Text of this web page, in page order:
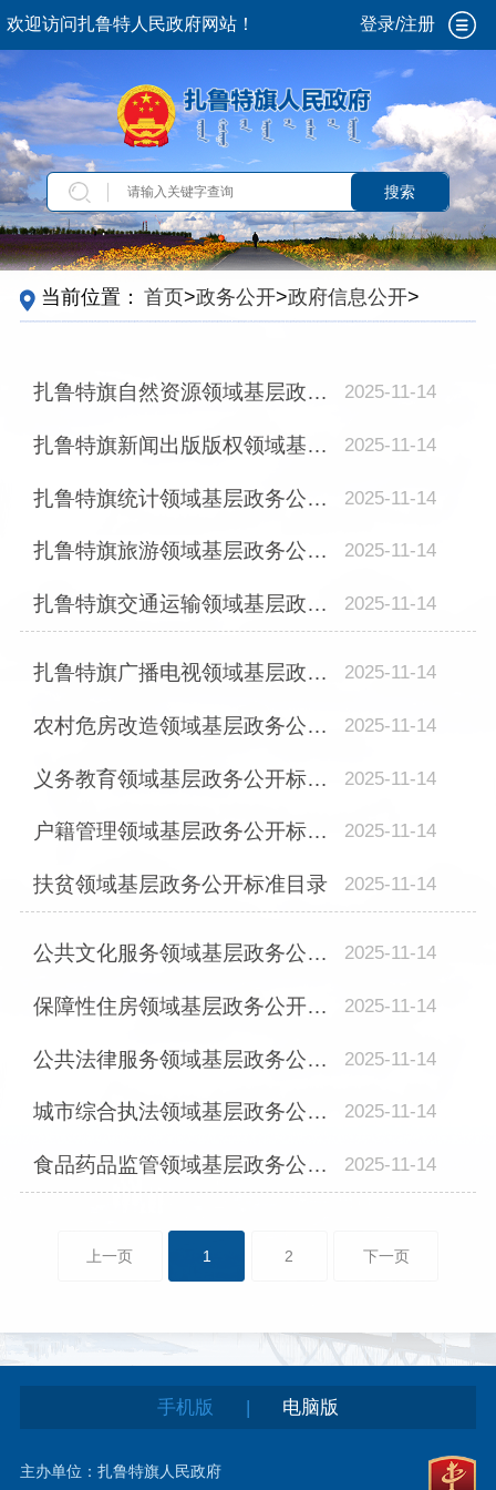
欢迎访问扎鲁特人民政府网站！ 登录/注册
搜索
当前位置： 首页>政务公开>政府信息公开>
层政务公开标准化规范化>试点领域基层政务
扎鲁特旗自然资源领域基层政务公开标准目录 2025-11-14
扎鲁特旗新闻出版版权领域基层政务公开标准录 2025-11-14
扎鲁特旗统计领域基层政务公开标准目录 2025-11-14
扎鲁特旗旅游领域基层政务公开标准目录 2025-11-14
扎鲁特旗交通运输领域基层政务公开标准目录 2025-11-14
扎鲁特旗广播电视领域基层政务公开标准目录 2025-11-14
农村危房改造领域基层政务公开标准目录 2025-11-14
义务教育领域基层政务公开标准目录 2025-11-14
户籍管理领域基层政务公开标准目录 2025-11-14
扶贫领域基层政务公开标准目录 2025-11-14
公共文化服务领域基层政务公开标准目录 2025-11-14
保障性住房领域基层政务公开标准目录 2025-11-14
公共法律服务领域基层政务公开标准目录 2025-11-14
城市综合执法领域基层政务公开标准目录 2025-11-14
食品药品监管领域基层政务公开标准目录 2025-11-14
上一页 1 2 下一页
手机版 | 电脑版
主办单位：扎鲁特旗人民政府